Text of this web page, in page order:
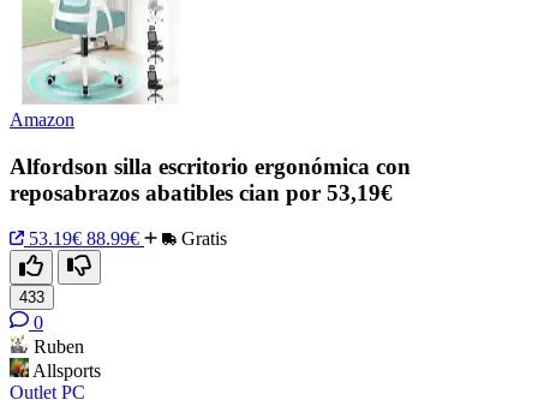
Amazon
Alfordson silla escritorio ergonómica con
reposabrazos abatibles cian por 53,19€
53.19€ 88.99€ Gratis
433
0
Ruben
Allsports
Outlet PC